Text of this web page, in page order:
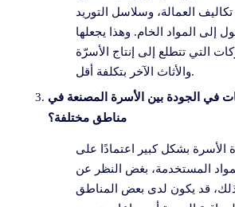
العمالة، وسلاسل التوريد
إلى المواد الخام. وهذا يجعلها
التي تتطلع إلى إنتاج الأسرّة
والأثاث الآخر بتكلفة أقل.
في الجودة بين الأسرة المصنعة في
مناطق مختلفة؟
بشكل كبير اعتمادًا على
المستخدمة، بغض النظر عن
ذلك، قد يكون لدى بعض المناطق